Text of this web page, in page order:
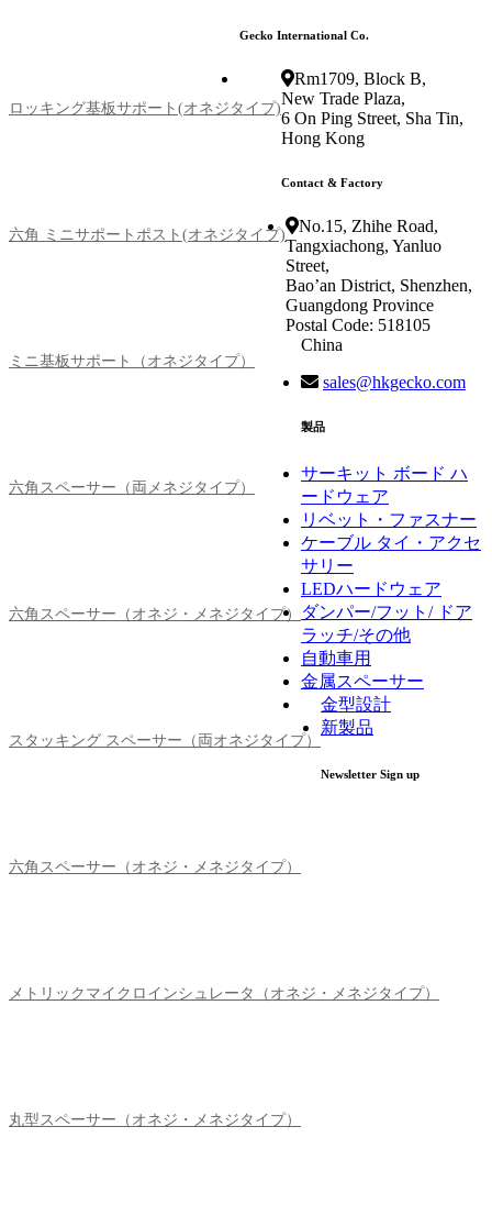
ロッキング基板サポート(オネジタイプ)
六角 ミニサポートポスト(オネジタイプ)
ミニ基板サポート（オネジタイプ）
六角スペーサー（両メネジタイプ）
六角スペーサー（オネジ・メネジタイプ）
スタッキング スペーサー（両オネジタイプ）
六角スペーサー（オネジ・メネジタイプ）
メトリックマイクロインシュレータ（オネジ・メネジタイプ）
丸型スペーサー（オネジ・メネジタイプ）
Gecko International Co.
Rm1709, Block B,
New Trade Plaza,
6 On Ping Street, Sha Tin,
Hong Kong
Contact & Factory
No.15, Zhihe Road,
Tangxiachong, Yanluo
Street,
Bao’an District, Shenzhen,
Guangdong Province
Postal Code: 518105
China
sales@hkgecko.com
製品
サーキット ボード ハ
ードウェア
リベット・ファスナー
ケーブル タイ・アクセ
サリー
LEDハードウェア
ダンパー/フット/ ドア
ラッチ/その他
自動車用
金属スペーサー
金型設計
新製品
Newsletter Sign up